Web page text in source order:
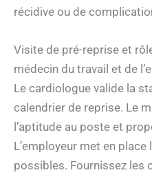
récidive ou de
Visite de pré-reprise et
médecin du travail et de
Le cardiologue valide la
calendrier de reprise. Le
l’aptitude au poste et
L’employeur met en
possibles. Fournissez les